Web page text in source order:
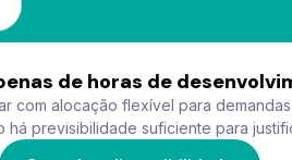
de horas de
com alocação flexível para
há previsibilidade suficiente para